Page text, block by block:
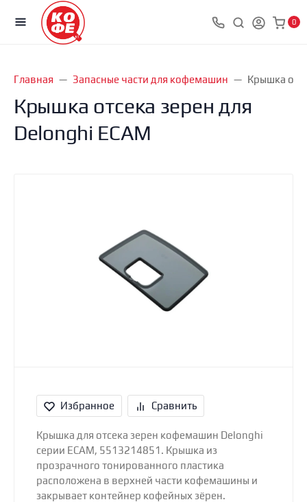
0
Главная Запасные части для кофемашин Крышка
Крышка отсека зерен для
Delonghi ECAM
Избранное Сравнить
Крышка для отсека зерен кофемашин Delonghi
серии ECAM, 5513214851. Крышка из
прозрачного тонированного пластика
расположена в верхней части кофемашины и
закрывает контейнер кофейных зёрен.